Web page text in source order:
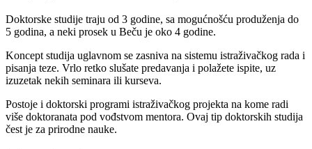
Doktorske studije traju od 3 godine, sa mogućnošću produženja do
5 godina, a neki prosek u Beču je oko 4 godine.
Koncept studija uglavnom se zasniva na sistemu istraživačkog rada i
pisanja teze. Vrlo retko slušate predavanja i polažete ispite, uz
izuzetak nekih seminara ili kurseva.
Postoje i doktorski programi istraživačkog projekta na kome radi
više doktoranata pod vođstvom mentora. Ovaj tip doktorskih studija
čest je za prirodne nauke.